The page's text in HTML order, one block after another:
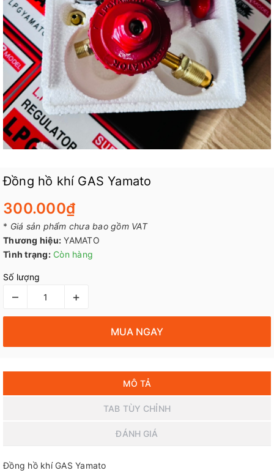
Đồng hồ khí GAS Yamato
300.000₫
* Giá sản phẩm chưa bao gồm VAT
Thương hiệu: YAMATO
Tình trạng: Còn hàng
Số lượng
– +
MUA NGAY
MÔ TẢ
TAB TÙY CHỈNH
ĐÁNH GIÁ
Đồng hồ khí GAS Yamato